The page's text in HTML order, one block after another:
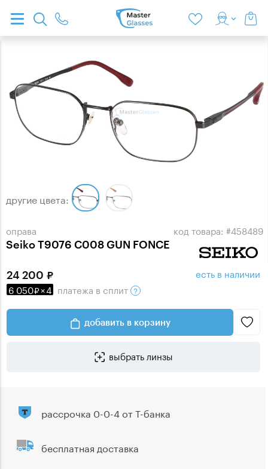
оправа
Seiko T9076 C008 GUN FONCE
код товара: #458489
другие цвета:
24 200
6 050 ×4 платежа в сплит
есть в наличии
добавить в корзину
выбрать линзы
рассрочка 0-0-4 от Т-банка
бесплатная доставка